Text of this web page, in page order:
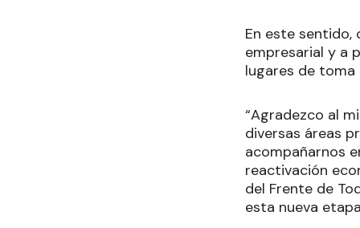
En este
empresarial y a
lugares de
“Agradezco al
diversas áreas
acompañarnos
reactivación
del Frente de
esta nueva